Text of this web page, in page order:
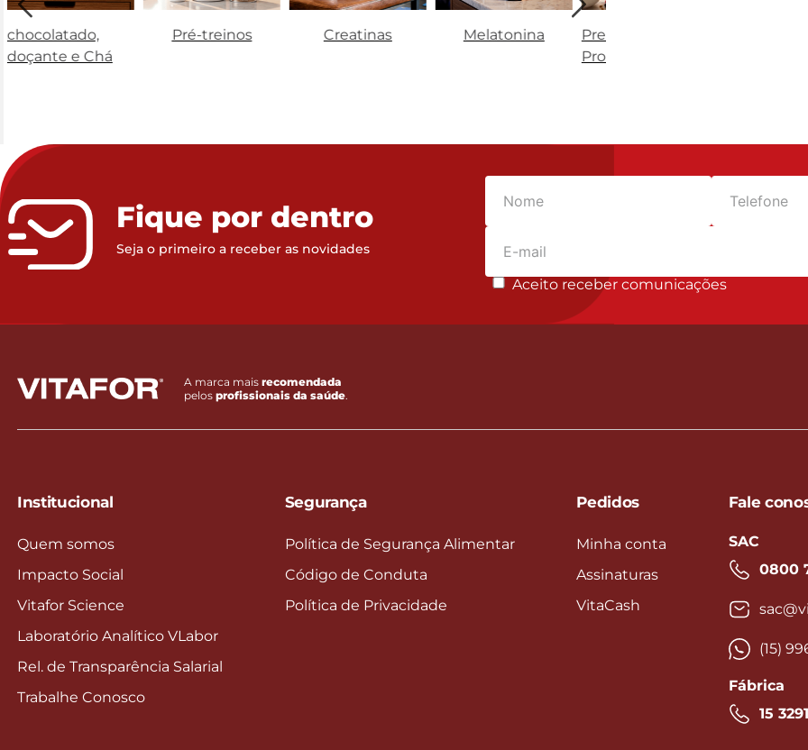
e Chá
Pré-treinos Creatinas Melatonina
Prebióticos e
Probióticos
Fique por dentro
Seja o primeiro a receber as novidades
Aceito receber comunicações
A marca mais recomendada
pelos profissionais da saúde.
Institucional
Quem somos
Impacto Social
Vitafor Science
Laboratório Analítico VLabor
Rel. de Transparência Salarial
Trabalhe Conosco
Segurança
Política de Segurança Alimentar
Código de Conduta
Política de Privacidade
Pedidos
Minha conta
Assinaturas
VitaCash
Fale
SAC
0800
(15)
Fábrica
15